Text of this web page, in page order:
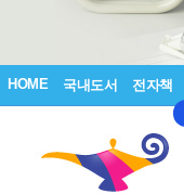
HOME 국내도서 전자책